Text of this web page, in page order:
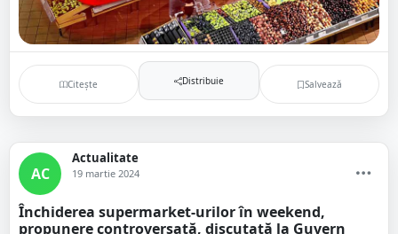
Citește Distribuie Salvează
AC
Actualitate
19 martie 2024
Închiderea supermarket-urilor în weekend,
propunere controversată, discutată la Guvern